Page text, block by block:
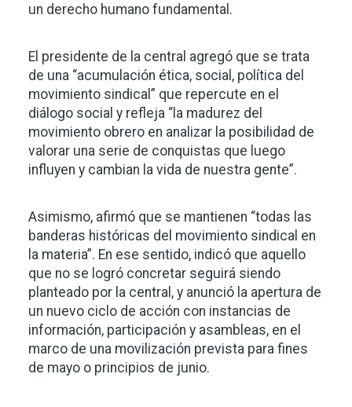
un derecho humano fundamental.
El presidente de la central agregó que se trata
de una “acumulación ética, social, política del
movimiento sindical” que repercute en el
diálogo social y refleja “la madurez del
movimiento obrero en analizar la posibilidad de
valorar una serie de conquistas que luego
influyen y cambian la vida de nuestra gente”.
Asimismo, afirmó que se mantienen “todas las
banderas históricas del movimiento sindical en
la materia”. En ese sentido, indicó que aquello
que no se logró concretar seguirá siendo
planteado por la central, y anunció la apertura de
un nuevo ciclo de acción con instancias de
información, participación y asambleas, en el
marco de una movilización prevista para fines
de mayo o principios de junio.